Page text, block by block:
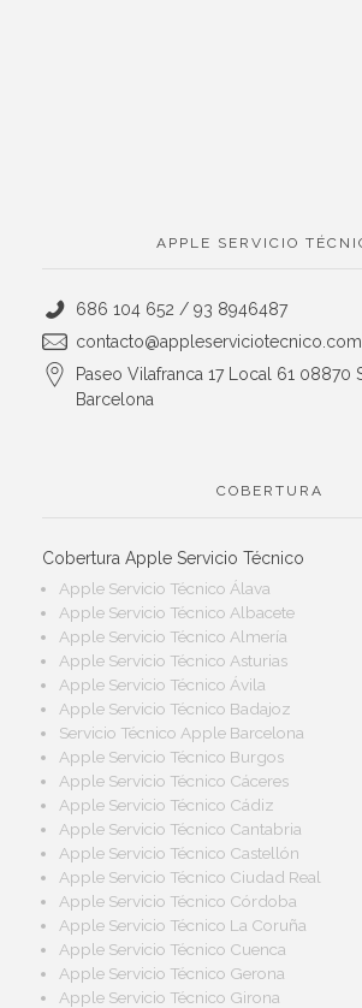
APPLE SERVICIO
686 104 652 / 93 8946487
contacto@appleserviciotecnico.com
Paseo Vilafranca 17 Local 61 08870
Barcelona
COBERTURA
Cobertura Apple Servicio Técnico
Apple Servicio Técnico Álava
Apple Servicio Técnico Albacete
Apple Servicio Técnico Almería
Apple Servicio Técnico Asturias
Apple Servicio Técnico Ávila
Apple Servicio Técnico Badajoz
Servicio Técnico Apple Barcelona
Apple Servicio Técnico Burgos
Apple Servicio Técnico Cáceres
Apple Servicio Técnico Cádiz
Apple Servicio Técnico Cantabria
Apple Servicio Técnico Castellón
Apple Servicio Técnico Ciudad Real
Apple Servicio Técnico Córdoba
Apple Servicio Técnico La Coruña
Apple Servicio Técnico Cuenca
Apple Servicio Técnico Gerona
Apple Servicio Técnico Girona